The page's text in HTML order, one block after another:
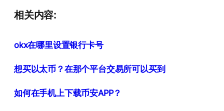
相关内容:
okx在哪里设置银行卡号
想买以太币？在那个平台交易所可以买到
如何在手机上下载币安APP？